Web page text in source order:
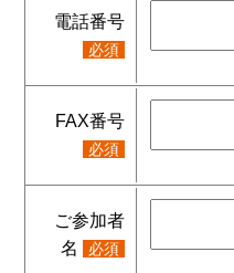
サービスなどの対応を行うた
・市場調査、その他調査研
当社は、お客様から同意い
開示を請求された場合など
客様の個人情報を第三者に
５．業務委託先の監督
当社は、お客様から同意い
に、当社より業務委託先に
る場合には、当社と同様の
電話番号
必須
FAX番号
必須
ご参加者
名
必須